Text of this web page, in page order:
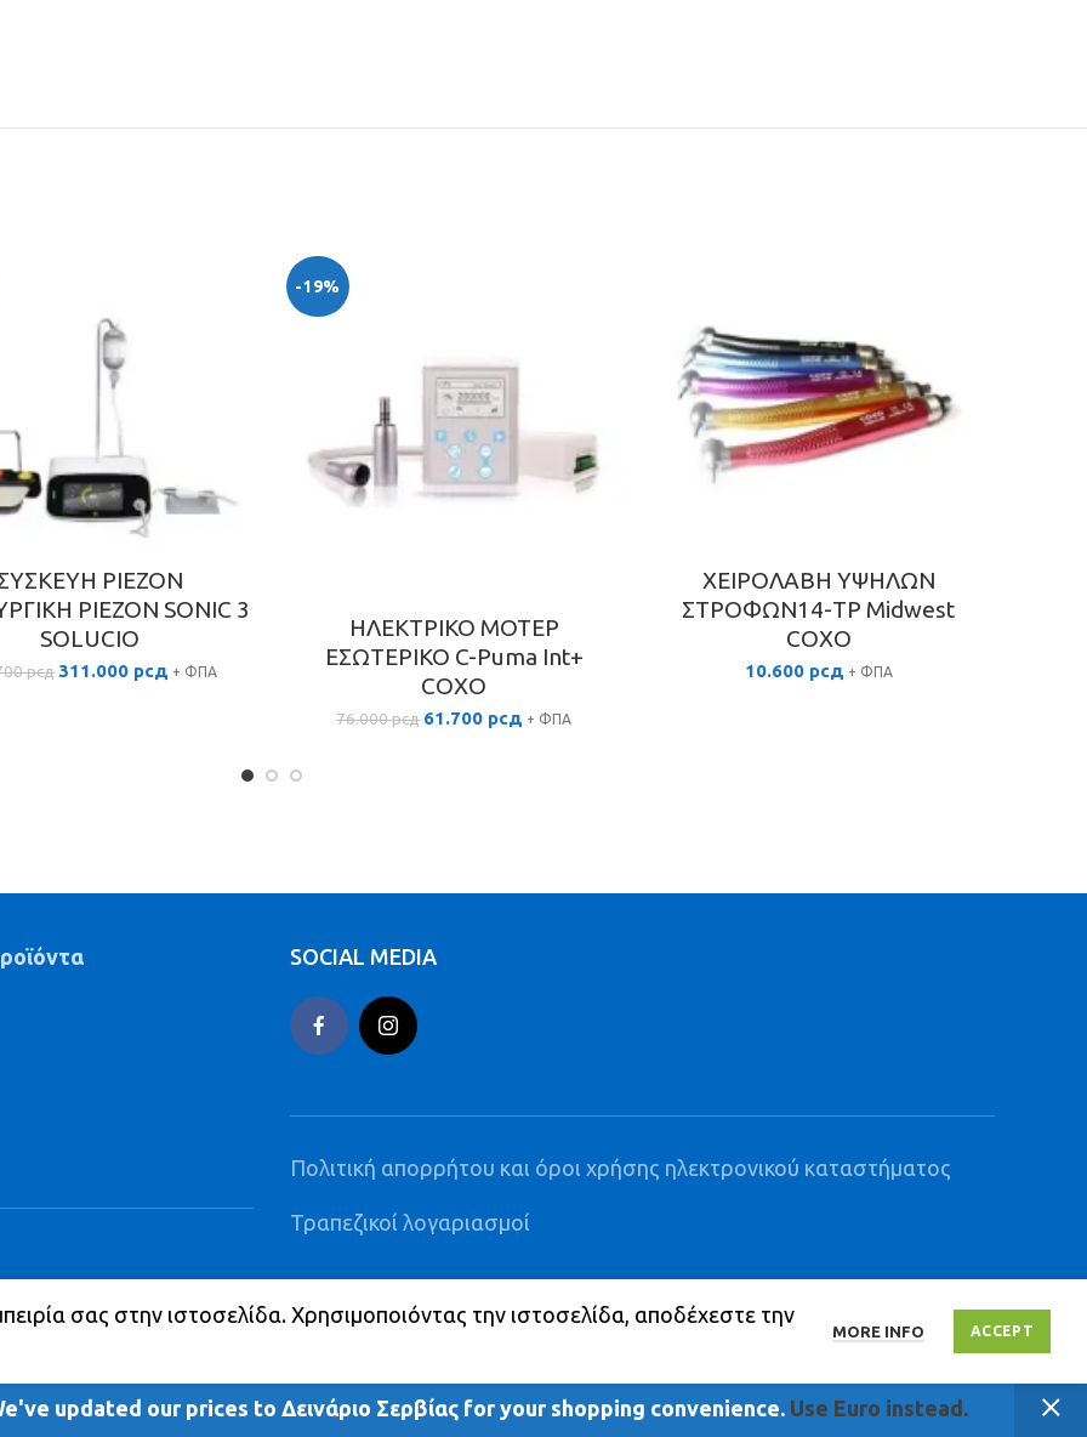
VIBER ΓΙΑ ΕΡΩΤΗΣΕΙΣ ΚΑΙ ΓΡΗΓΟΡΕΣ ΑΓΟΡΕΣ ΣΤΟ 6909057264
PIEZON
PIEZON SONIC 3
SOLUCIO
рсд Original
311.000 рсд Η
+ ΦΠΑ
-19%
ΗΛΕΚΤΡΙΚΟ ΜΟΤΕΡ
ΕΣΩΤΕΡΙΚΟ C-Puma Int+
COXO
76.000рсд Original
61.700 рсд Η
+ ΦΠΑ
ΧΕΙΡΟΛΑΒΗ ΥΨΗΛΩΝ
ΣΤΡΟΦΩΝ14-TP Midwest
COXO
10.600 рсд + ΦΠΑ
SOCIAL MEDIA
Πολιτική απορρήτου και όροι χρήσης ηλεκτρονικού καταστήματος
Τραπεζικοί λογαριασμοί
updated our prices to Δεινάριο Σερβίας for your shopping convenience. Use Euro instead.
σας στην ιστοσελίδα. Χρησιμοποιόντας την ιστοσελίδα, αποδέχεστε την
MORE INFO ACCEPT